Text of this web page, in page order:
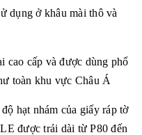
dụng ở khâu mài thô và
cao cấp và được dùng phổ
toàn khu vực Châu Á
hạt nhám của giấy ráp tờ
được trải dài từ P80 đến